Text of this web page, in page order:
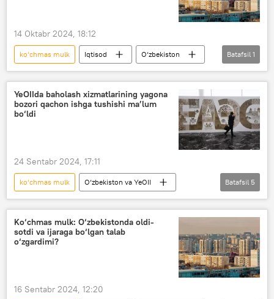
14 Oktabr 2024, 18:12
ko‘chmas mulk Iqtisod
O‘zbekiston
ijara
Batafsil 1
YeOIIda baholash xizmatlarining yagona
bozori qachon ishga tushishi ma’lum
bo‘ldi
24 Sentabr 2024, 17:11
ko‘chmas mulk
O‘zbekiston va YeOII
YeOII
bozor
YeIK
Moskva
Iqtisod
Batafsil 5
Ko‘chmas mulk: O‘zbekistonda oldi-
sotdi va ijaraga bo‘lgan talab
o‘zgardimi?
16 Sentabr 2024, 12:20